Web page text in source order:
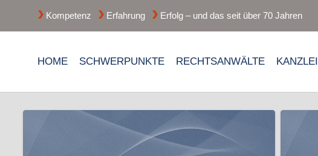
Kompetenz Erfahrung Erfolg – und das seit über 70 Jahren
HOME SCHWERPUNKTE RECHTSANWÄLTE KANZLEI